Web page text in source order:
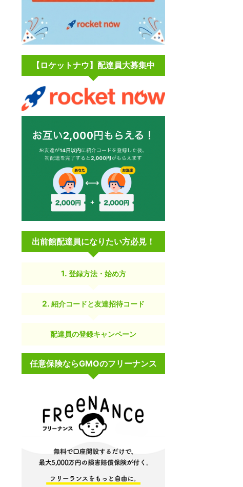
【ロケットナウ】配達員大募集中
出前館配達員になりたい方必見！
登録方法・始め方
紹介コードと友達招待コード
配達員の登録キャンペーン
任意保険ならGMOのフリーナンス